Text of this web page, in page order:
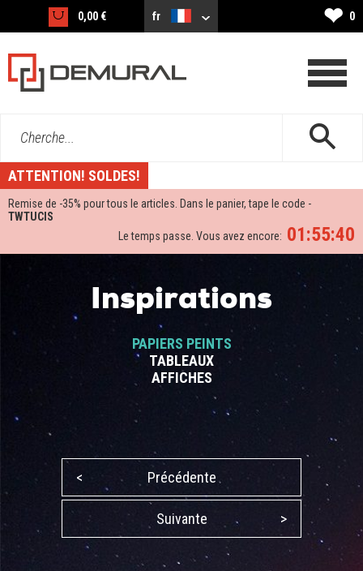
0,00 € fr ❤ 0
Cherche...
ATTENTION! SOLDES!
Remise de -35% pour tous le articles. Dans le panier, tape le code -
TWTUCIS
01:55:40
Le temps passe. Vous avez encore:
Inspirations
PAPIERS PEINTS
TABLEAUX
AFFICHES
< Précédente
Suivante >